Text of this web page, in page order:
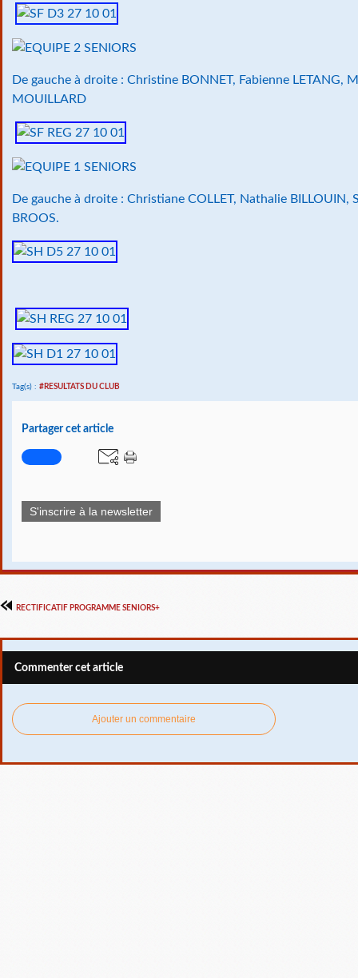
De gauche à droite : Christine BONNET, Fabienne LETANG,
MOUILLARD
De gauche à droite : Christiane COLLET, Nathalie BILLOUIN,
BROOS.
Tag(s) : #RESULTATS DU CLUB
Partager cet article
S'inscrire à la newsletter
RECTIFICATIF PROGRAMME SENIORS+
Commenter cet article
Ajouter un commentaire